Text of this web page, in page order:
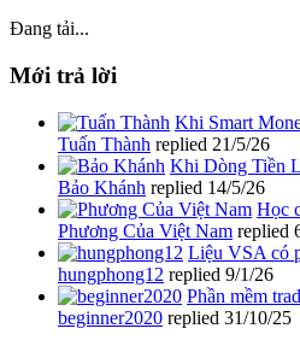
Đang tải...
Mới trả lời
Khi Smart
Tuấn Thành replied 21/5/26
Khi Dòng Tiền
Bảo Khánh replied 14/5/26
Học
Phương Của Việt Nam replied
Liệu VSA có
hungphong12 replied 9/1/26
Phần mềm
beginner2020 replied 31/10/25